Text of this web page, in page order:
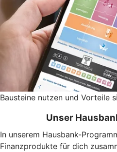
Bausteine nutzen und Vorteile
Unser
In unserem Hausbank-
Finanzprodukte für dich